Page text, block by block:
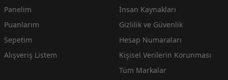
Panelim
Puanlarım
Sepetim
Alışveriş Listem
İnsan Kaynakları
Gizlilik ve Güvenlik
Hesap Numaraları
Kişisel Verilerin Korunması
Tüm Markalar